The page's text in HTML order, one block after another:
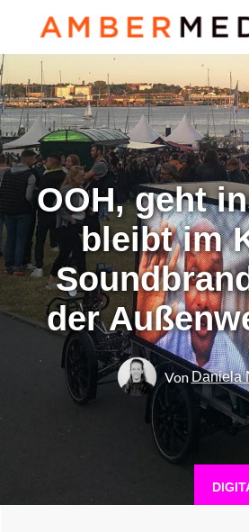
OOH, geht
bleibt im
der
VonDaniela